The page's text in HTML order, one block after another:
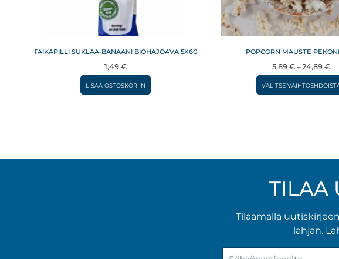
TAIKAPILLI SUKLAA-BANAANI BIOHAJOAVA 5X6G
1,49€
LISÄÄ OSTOSKORIIN
POPCORN MAUSTE
5,89€ – 24,89€
–
VALITSE
TILAA
Tilaamalla
lahjan.